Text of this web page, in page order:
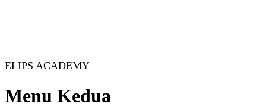
ELIPS ACADEMY
Menu Kedua